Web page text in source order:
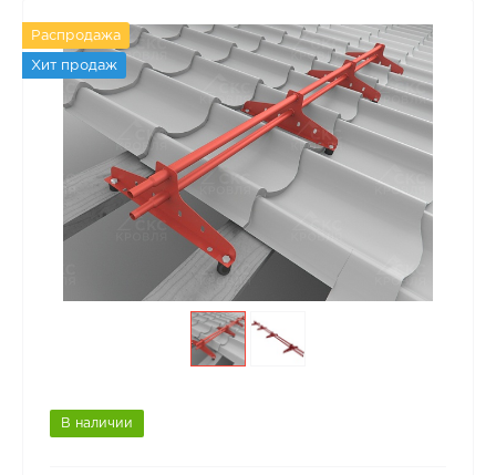
Распродажа
Хит продаж
В наличии